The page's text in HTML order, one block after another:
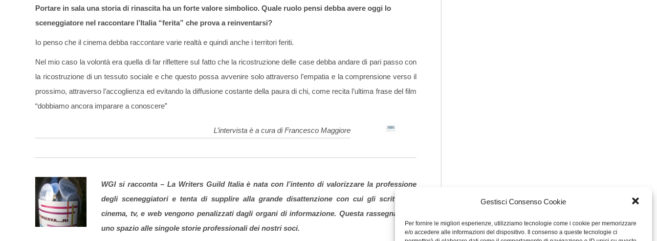
Gestisci Consenso Cookie
Per fornire le migliori esperienze, utilizziamo tecnologie come i cookie per memorizzare
e/o accedere alle informazioni del dispositivo. Il consenso a queste tecnologie ci
Portare in sala una storia di rinascita ha un forte valore simbolico. Quale ruolo pensi debba avere oggi lo
sceneggiatore nel raccontare l’Italia “ferita” che prova a reinventarsi?
Io penso che il cinema debba raccontare varie realtà e quindi anche i territori feriti.
Nel mio caso la volontà era quella di far riflettere sul fatto che la ricostruzione delle case debba andare di pari passo con
la ricostruzione di un tessuto sociale e che questo possa avvenire solo attraverso l’empatia e la comprensione verso il
prossimo, attraverso l’accoglienza ed evitando la diffusione costante della paura di chi, come recita l’ultima frase del film
“dobbiamo ancora imparare a conoscere”
L’intervista è a cura di Francesco Maggiore
WGI si racconta – La Writers Guild Italia è nata con l’intento di valorizzare la professione
degli sceneggiatori etenta di supplire alla grande disattenzione con cui gli scrittori di
cinema, tv, e web vengono penalizzati dagli organi di informazione. Questa rassegna offre
uno spazio alle singole storie professionali dei nostri soci.